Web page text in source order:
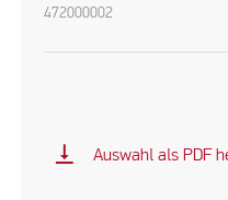
472000002
vertical_align_bottom Auswahl als PDF